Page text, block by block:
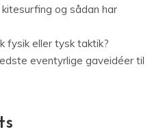
og sådan har
fysik eller tysk taktik?
eventyrlige gaveidéer til